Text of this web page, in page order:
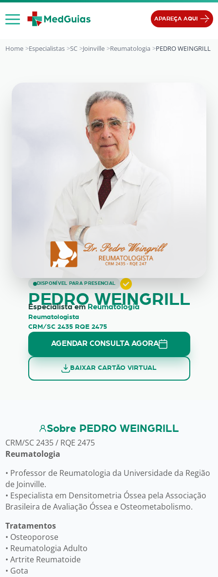
Ir para o conteúdo
APAREÇA AQUI
Home Especialistas SC Joinville Reumatologia PEDRO WEINGRILL
DISPONÍVEL PARA PRESENCIAL
Pedro Weingrill
PEDRO WEINGRILL
Especialista em Reumatologia
Reumatologista
CRM/SC 2435 RQE 2475
AGENDAR CONSULTA AGORA
BAIXAR CARTÃO VIRTUAL
Sobre PEDRO WEINGRILL
CRM/SC 2435 / RQE 2475
Reumatologia
• Professor de Reumatologia da Universidade da Região
de Joinville.
• Especialista em Densitometria Óssea pela Associação
Brasileira de Avaliação Óssea e Osteometabolismo.
Tratamentos
• Osteoporose
• Reumatologia Adulto
• Artrite Reumatoide
• Gota